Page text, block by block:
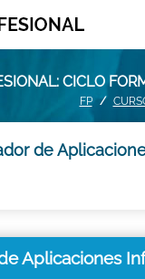
CICLO
FP
de
Aplicaciones